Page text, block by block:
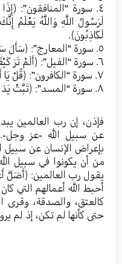
٤. سورة “المنافقون”:
لَرَسُولُ اللَّهِ وَاللَّهُ يَعْلَمُ
لَكَاذِبُونَ﴾.
٥. سورة “المعارج”: ﴿سَأَلَ سَائِلٌ بِعَذَابٍ وَاقِعٍ﴾.
٦. سورة “الفيل”: ﴿أَلَمْ تَرَ كَيْفَ فَعَلَ رَبُّكَ بِأَصْحَابِ الْفِيلِ﴾.
٧. سورة “الكافرون”: ﴿قُلْ يَا أَيُّهَا الْكَافِرُونَ﴾.
٨. سورة “المسد”: ﴿تَبَّتْ يَدَا أَبِي لَهَبٍ وَتَبَّ﴾.
فإذن، إن رب العالمين
عن سبيل الله -عز وجل-
بإعراض الإنسان عن سبيل
من أن يكونوا في سبيل
يقول رب العالمين: ﴿أَضَلَّ
أحبط الله أعمالهم التي
كالعتق، والصدقة، وقرى
حتى كأنها لم تكن، إذ لم